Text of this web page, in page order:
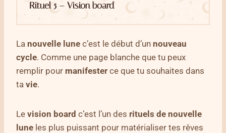
Rituel 5 – Vision board
La nouvelle lune c’est le début d’un nouveau
cycle. Comme une page blanche que tu peux
remplir pour manifester ce que tu souhaites dans
ta vie.
Le vision board c’est l’un des rituels de nouvelle
lune les plus puissant pour matérialiser tes rêves